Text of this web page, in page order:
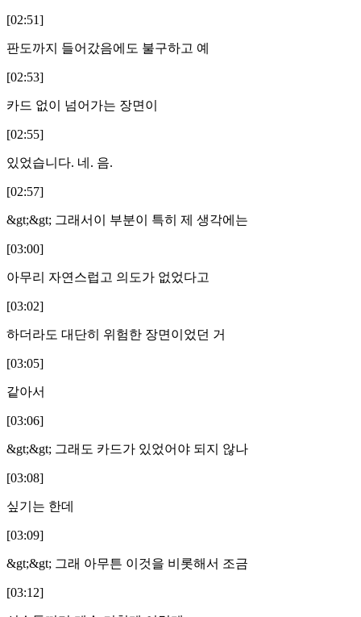
[02:51]
판도까지 들어갔음에도 불구하고 예
[02:53]
카드 없이 넘어가는 장면이
[02:55]
있었습니다. 네. 음.
[02:57]
&gt;&gt; 그래서이 부분이 특히 제 생각에는
[03:00]
아무리 자연스럽고 의도가 없었다고
[03:02]
하더라도 대단히 위험한 장면이었던 거
[03:05]
같아서
[03:06]
&gt;&gt; 그래도 카드가 있었어야 되지 않나
[03:08]
싶기는 한데
[03:09]
&gt;&gt; 그래 아무튼 이것을 비롯해서 조금
[03:12]